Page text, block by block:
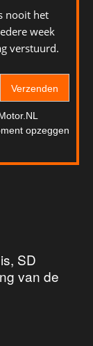
nooit het
week
verstuurd.
Verzenden
opzeggen
SD
van de